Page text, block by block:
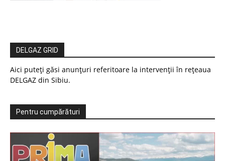
DELGAZ GRID
Aici puteți găsi anunțuri referitoare la intervenții în rețeaua
DELGAZ din Sibiu.
Pentru cumpărături